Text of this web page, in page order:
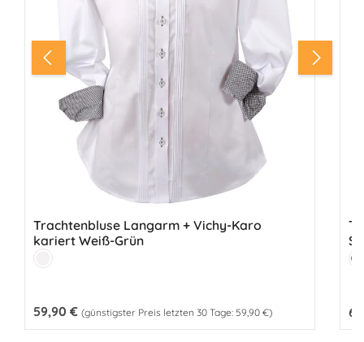
Trachtenbluse Langarm + Vichy-Karo
kariert Weiß-Grün
Farbe:
Weiß
Regulärer Preis:
59,90 €(günstigster Preis letzten 30 Tage: 59,90 €)